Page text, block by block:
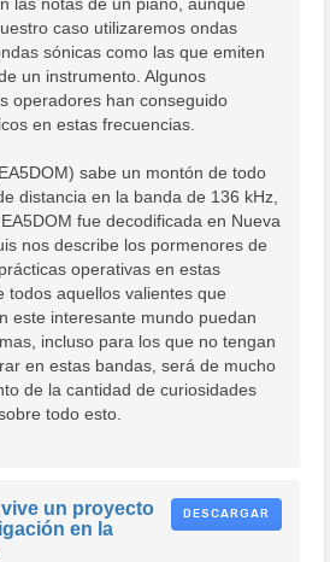
caso utilizaremos ondas
sónicas como las que emiten
un instrumento. Algunos
operadores han conseguido
en estas frecuencias.
sabe un montón de todo
distancia en la banda de 136 kHz,
fue decodificada en Nueva
nos describe los pormenores de
operativas en estas
todos aquellos valientes que
este interesante mundo puedan
incluso para los que no tengan
en estas bandas, será de mucho
de la cantidad de curiosidades
todo esto.
DESCARGAR
un proyecto
en la